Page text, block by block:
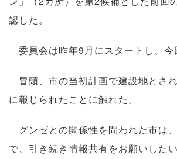
認した。
委員会は昨年9月にスタートし、今
冒頭、市の当初計画で建設地とさ
に報じられたことに触れた。
グンゼとの関係性を問われた市は
で、引き続き情報共有をお願いした